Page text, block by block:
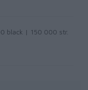
black | 150 000 str.